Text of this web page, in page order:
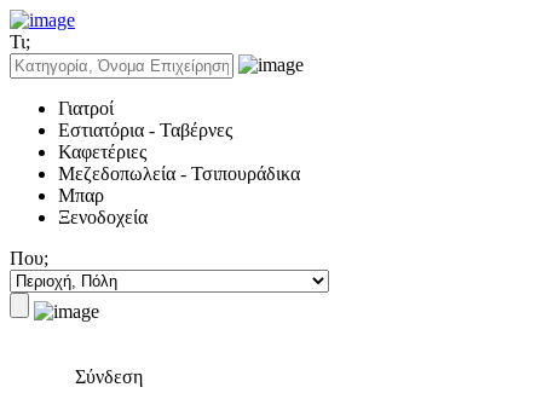
Δωρεάν Καταχώρηση
Επικοινωνία
Πολιτική Απορρήτου & Όροι Χρήσης
Τι;
Γιατροί
Εστιατόρια - Ταβέρνες
Καφετέριες
Μεζεδοπωλεία - Τσιπουράδικα
Μπαρ
Ξενοδοχεία
Που;
Σύνδεση